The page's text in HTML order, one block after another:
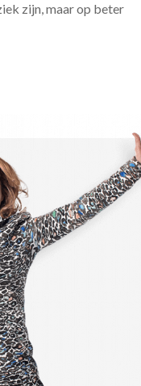
zijn, maar op beter